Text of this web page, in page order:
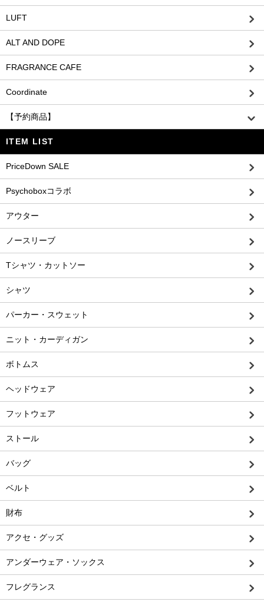
LUFT
ALT AND DOPE
FRAGRANCE CAFE
Coordinate
【予約商品】
ITEM LIST
PriceDown SALE
Psychoboxコラボ
アウター
ノースリーブ
Tシャツ・カットソー
シャツ
パーカー・スウェット
ニット・カーディガン
ボトムス
ヘッドウェア
フットウェア
ストール
バッグ
ベルト
財布
アクセ・グッズ
アンダーウェア・ソックス
フレグランス